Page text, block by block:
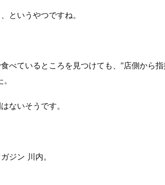
というやつですね。
ているところを見つけても、’’店側から
ないそうです。
ジン 川内。